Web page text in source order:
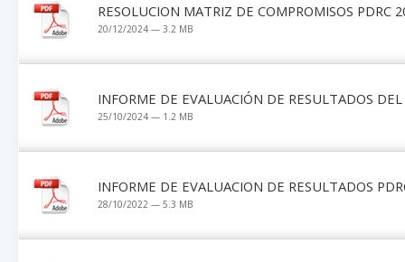
RESOLUCION MATRIZ DE COMPROMISOS PDRC
20/12/2024 — 3.2 MB
INFORME DE EVALUACIÓN DE RESULTADOS
25/10/2024 — 1.2 MB
INFORME DE EVALUACION DE RESULTADOS
28/10/2022 — 5.3 MB